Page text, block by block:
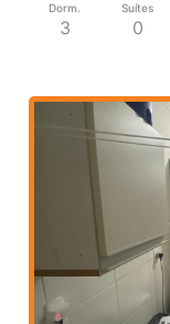
Dorm.
3
Suítes
0